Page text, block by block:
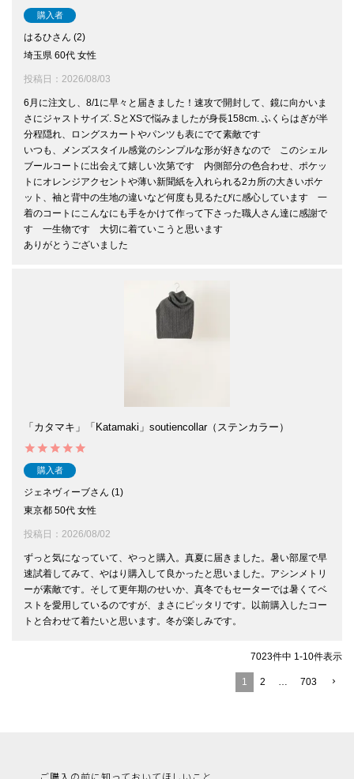
購入者
はるひ
2
埼玉県 60代 女性
投稿日 2026/08/03
6月に注文し、8/1に早々と届きました！速攻で開封して、鏡に向かいま
さにジャストサイズ. SとXSで悩みましたが身長158cm. ふくらはぎが半
分程隠れ、ロングスカートやパンツも表にでて素敵です
いつも、メンズスタイル感覚のシンプルな形が好きなので　このシェル
ブールコートに出会えて嬉しい次第です　内側部分の色合わせ、ポケッ
トにオレンジアクセントや薄い新聞紙を入れられる2カ所の大きいポケ
ット、袖と背中の生地の違いなど何度も見るたびに感心しています　一
着のコートにこんなにも手をかけて作って下さった職人さん達に感謝で
す　一生物です　大切に着ていこうと思います
ありがとうございました
「カタマキ」「Katamaki」soutiencollar（ステンカラー）
購入者
ジェネヴィーブ
1
東京都 50代 女性
投稿日 2026/08/02
ずっと気になっていて、やっと購入。真夏に届きました。暑い部屋で早
速試着してみて、やはり購入して良かったと思いました。アシンメトリ
ーが素敵です。そして更年期のせいか、真冬でもセーターでは暑くてベ
ストを愛用しているのですが、まさにピッタリです。以前購入したコー
トと合わせて着たいと思います。冬が楽しみです。
7023件中 1 -10件表示
1 2 703
ご購入の前に知っておいてほしいこと